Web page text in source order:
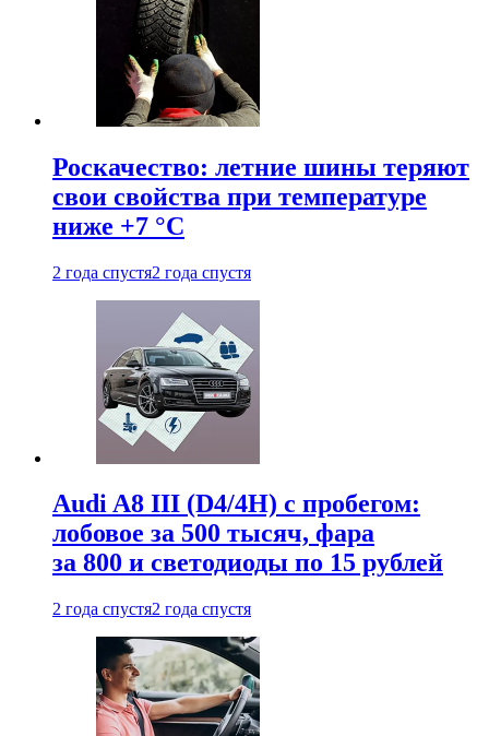
Роскачество: летние шины теряют
свои свойства при температуре
ниже +7 °C
2 года спустя2 года спустя
Audi A8 III (D4/4H) c пробегом:
лобовое за 500 тысяч, фара
за 800 и светодиоды по 15 рублей
2 года спустя2 года спустя